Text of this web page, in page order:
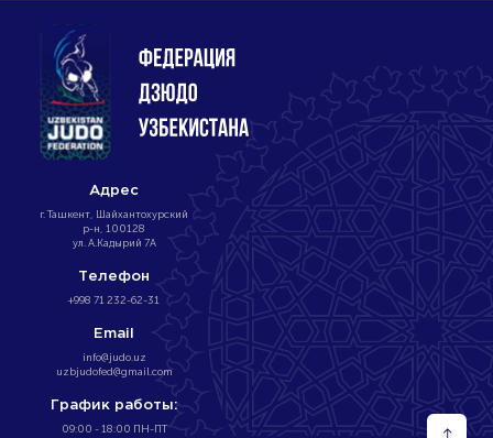
Адрес
г. Ташкент, Шайхантохурский
р-н, 100128
ул. А.Кадырий 7А
Телефон
+998 71 232-62-31
Email
info@judo.uz
uzbjudofed@gmail.com
График работы:
09:00 - 18:00 ПН-ПТ ↑